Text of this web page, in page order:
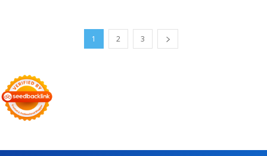
1 2 3